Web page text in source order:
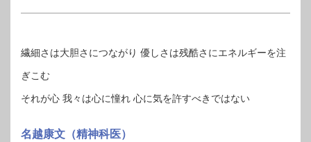
繊細さは大胆さにつながり 優しさは残酷さにエネルギーを注
ぎこむ
それが心 我々は心に憧れ 心に気を許すべきではない
名越康文（精神科医）